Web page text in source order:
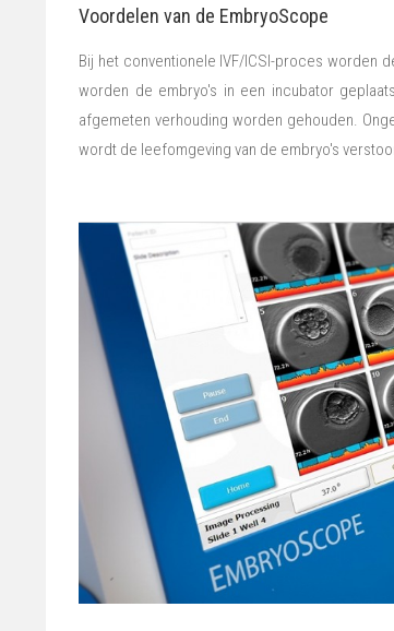
Voordelen van de EmbryoScope
Bij het conventionele IVF/ICSI-proces worden
worden de embryo's in een incubator
afgemeten verhouding worden gehouden.
wordt de leefomgeving van de embryo's